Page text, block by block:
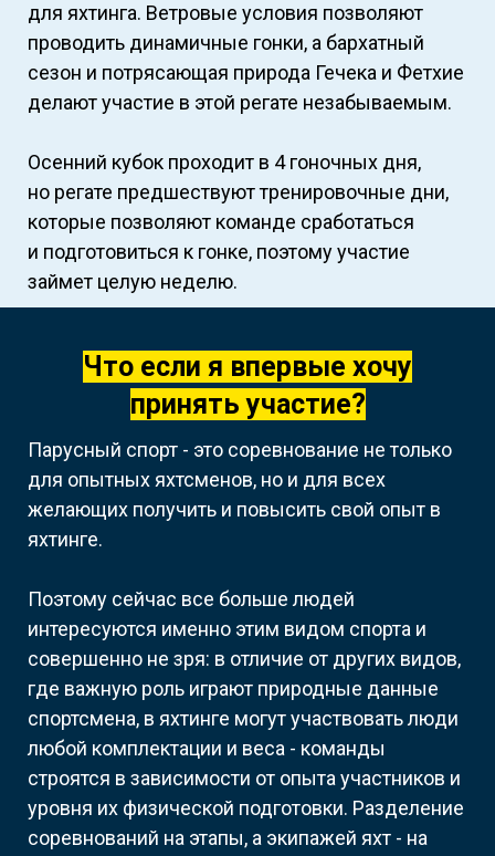
для яхтинга. Ветровые условия позволяют
проводить динамичные гонки, а бархатный
сезон и потрясающая природа Гечека и Фетхие
делают участие в этой регате незабываемым.
Осенний кубок проходит в 4 гоночных дня,
но регате предшествуют тренировочные дни,
которые позволяют команде сработаться
и подготовиться к гонке, поэтому участие
займет целую неделю.
Что если я впервые хочу
принять участие?
Парусный спорт - это соревнование не только
для опытных яхтсменов, но и для всех
желающих получить и повысить свой опыт в
яхтинге.
Поэтому сейчас все больше людей
интересуются именно этим видом спорта и
совершенно не зря: в отличие от других видов,
где важную роль играют природные данные
спортсмена, в яхтинге могут участвовать люди
любой комплектации и веса - команды
строятся в зависимости от опыта участников и
уровня их физической подготовки. Разделение
соревнований на этапы, а экипажей яхт - на